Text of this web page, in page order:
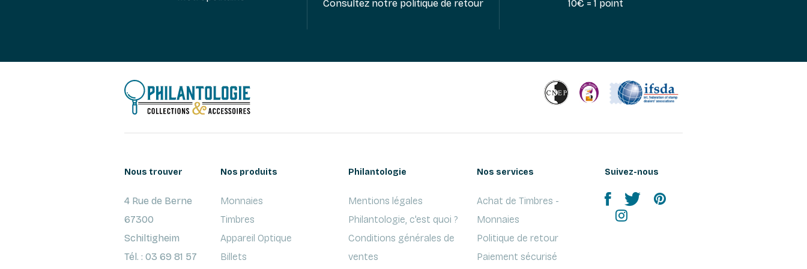
Consultez notre politique de retour 10€ = 1 point
Nous trouver
4 Rue de Berne
67300
Schiltigheim
Tél. : 03 69 81 57
Nos produits
Monnaies
Timbres
Appareil Optique
Billets
Philantologie
Mentions légales
Philantologie, c'est quoi ?
Conditions générales de
ventes
Nos services
Achat de Timbres -
Monnaies
Politique de retour
Paiement sécurisé
Suivez-nous